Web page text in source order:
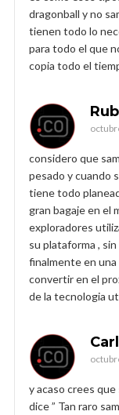
dragonball y no
tienen todo lo
para todo el que
copia todo el
considero que
pesado y cuando
tiene todo
gran bagaje en el
exploradores
su plataforma ,
finalmente en
convertir en el
de la tecnologia
y acaso crees
dice ” Tan raro